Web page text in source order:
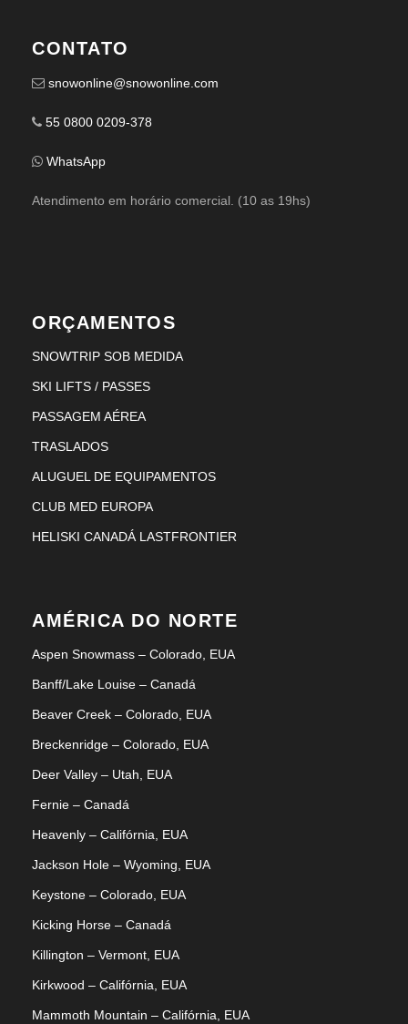
CONTATO
snowonline@snowonline.com
55 0800 0209-378
WhatsApp
Atendimento em horário comercial. (10 as 19hs)
ORÇAMENTOS
SNOWTRIP SOB MEDIDA
SKI LIFTS / PASSES
PASSAGEM AÉREA
TRASLADOS
ALUGUEL DE EQUIPAMENTOS
CLUB MED EUROPA
HELISKI CANADÁ LASTFRONTIER
AMÉRICA DO NORTE
Aspen Snowmass – Colorado, EUA
Banff/Lake Louise – Canadá
Beaver Creek – Colorado, EUA
Breckenridge – Colorado, EUA
Deer Valley – Utah, EUA
Fernie – Canadá
Heavenly – Califórnia, EUA
Jackson Hole – Wyoming, EUA
Keystone – Colorado, EUA
Kicking Horse – Canadá
Killington – Vermont, EUA
Kirkwood – Califórnia, EUA
Mammoth Mountain – Califórnia, EUA